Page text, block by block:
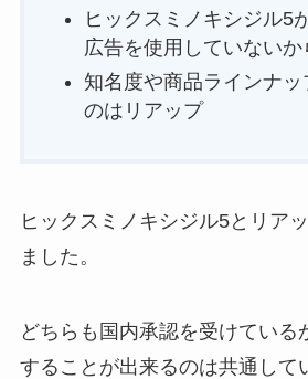
ヒックスミノキシジル5
広告を使用していないか
知名度や商品ラインナ
のはリアップ
ヒックスミノキシジル5とリア
ました。
どちらも国内承認を受けている
することが出来るのは共通して